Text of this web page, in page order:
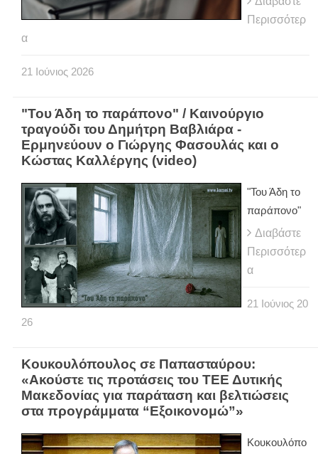
Περισσότερ
α
21 Ιούνιος 2026
"Του Άδη το παράπονο" / Καινούργιο
τραγούδι του Δημήτρη Βαβλιάρα -
Ερμηνεύουν ο Γιώργης Φασουλάς και o
Κώστας Καλλέργης (video)
"Του Άδη το
παράπονο"
Διαβάστε
Περισσότερ
α
21 Ιούνιος 20
26
Κουκουλόπουλος σε Παπασταύρου:
«Ακούστε τις προτάσεις του ΤΕΕ Δυτικής
Μακεδονίας για παράταση και βελτιώσεις
στα προγράμματα “Εξοικονομώ”»
Κουκουλόπο